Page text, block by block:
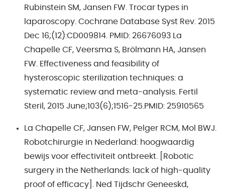
Rubinstein SM, Jansen FW. Trocar types in
laparoscopy. Cochrane Database Syst Rev. 2015
Dec 16;(12):CD009814. PMID: 26676093 La
Chapelle CF, Veersma S, Brölmann HA, Jansen
FW. Effectiveness and feasibility of
hysteroscopic sterilization techniques: a
systematic review and meta-analysis. Fertil
Steril, 2015 June;103(6);1516-25.PMID: 25910565
La Chapelle CF, Jansen FW, Pelger RCM, Mol BWJ.
Robotchirurgie in Nederland: hoogwaardig
bewijs voor effectiviteit ontbreekt. [Robotic
surgery in the Netherlands: lack of high-quality
proof of efficacy]. Ned Tijdschr Geneeskd,